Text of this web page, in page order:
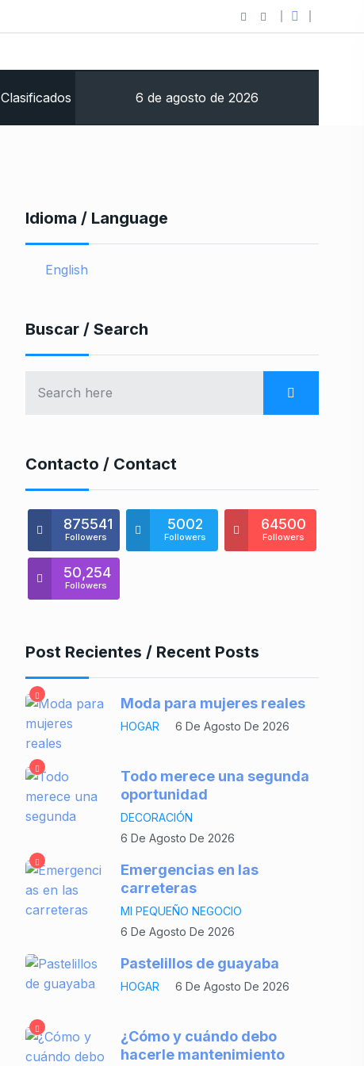
Clasificados 6 de agosto de 2026
Idioma / Language
English
Buscar / Search
Contacto / Contact
875541
Followers
5002
Followers
64500
Followers
50,254
Followers
Post Recientes / Recent Posts
Moda para mujeres reales
HOGAR 6 De Agosto De 2026
Todo merece una segunda
oportunidad
DECORACIÓN
6 De Agosto De 2026
Emergencias en las
carreteras
MI PEQUEÑO NEGOCIO
6 De Agosto De 2026
Pastelillos de guayaba
HOGAR 6 De Agosto De 2026
¿Cómo y cuándo debo
hacerle mantenimiento